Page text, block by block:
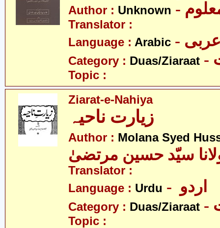
Author : Unknown
Translator :
Language : Arabic عربی
Category : Duas/Ziaraat
Topic :
Ziarat-e-Nahiya
زیارت ناحیہ
Author : Molana Syed
سیّد حسین مرتضیٰ
Translator :
Language : Urdu
Category : Duas/Ziaraat
Topic :